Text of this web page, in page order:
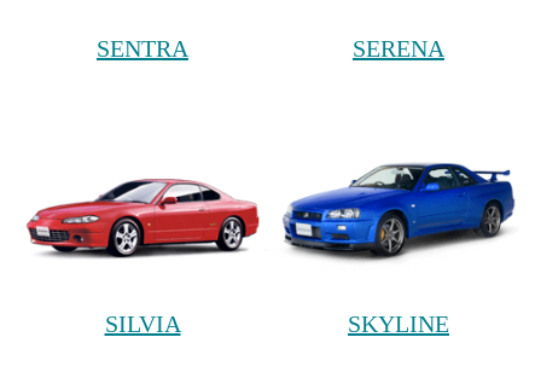
SENTRA SERENA
SILVIA SKYLINE